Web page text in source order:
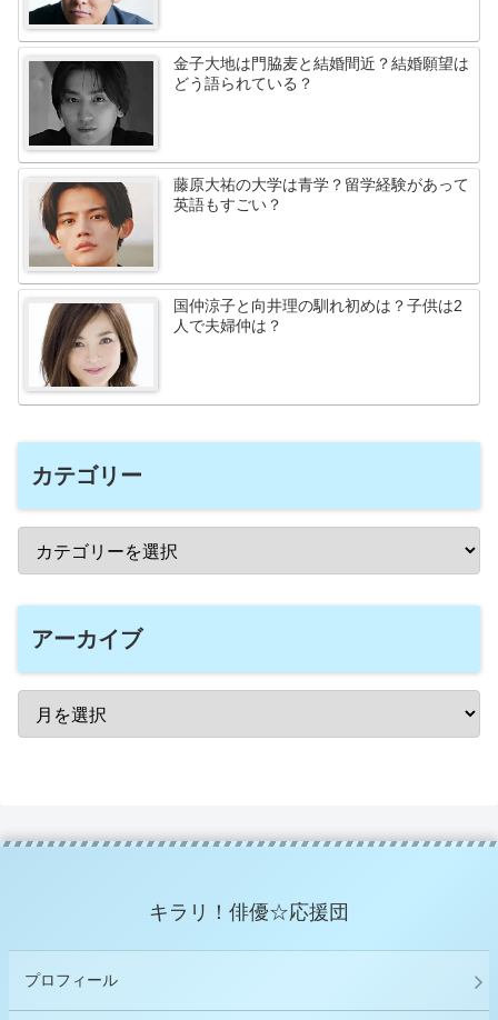
金子大地は門脇麦と結婚間近？結婚願望は
どう語られている？
藤原大祐の大学は青学？留学経験があって
英語もすごい？
国仲涼子と向井理の馴れ初めは？子供は2
人で夫婦仲は？
カテゴリー
アーカイブ
キラリ！俳優☆応援団
プロフィール